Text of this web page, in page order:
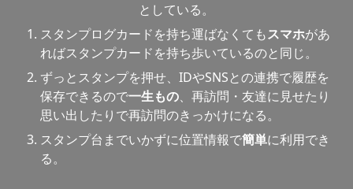
としている。
スタンプログカードを持ち運ばなくてもスマホがあ
ればスタンプカードを持ち歩いているのと同じ。
ずっとスタンプを押せ、IDやSNSとの連携で履歴を
保存できるので一生もの、再訪問・友達に見せたり
思い出したりで再訪問のきっかけになる。
スタンプ台までいかずに位置情報で簡単に利用でき
る。